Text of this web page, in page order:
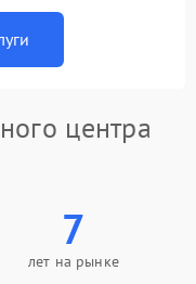
центра
7
лет на рынке